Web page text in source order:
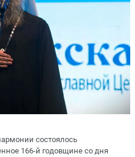
состоялось
166-й годовщине со дня